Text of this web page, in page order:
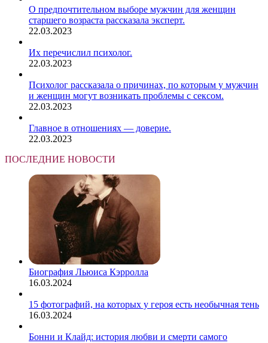
О предпочтительном выборе мужчин для женщин
старшего возраста рассказала эксперт.
22.03.2023
Их перечислил психолог.
22.03.2023
Психолог рассказала о причинах, по которым у мужчин
и женщин могут возникать проблемы с сексом.
22.03.2023
Главное в отношениях — доверие.
22.03.2023
ПОСЛЕДНИЕ НОВОСТИ
Биография Льюиса Кэрролла
16.03.2024
15 фотографий, на которых у героя есть необычная тень
16.03.2024
Бонни и Клайд: история любви и смерти самого